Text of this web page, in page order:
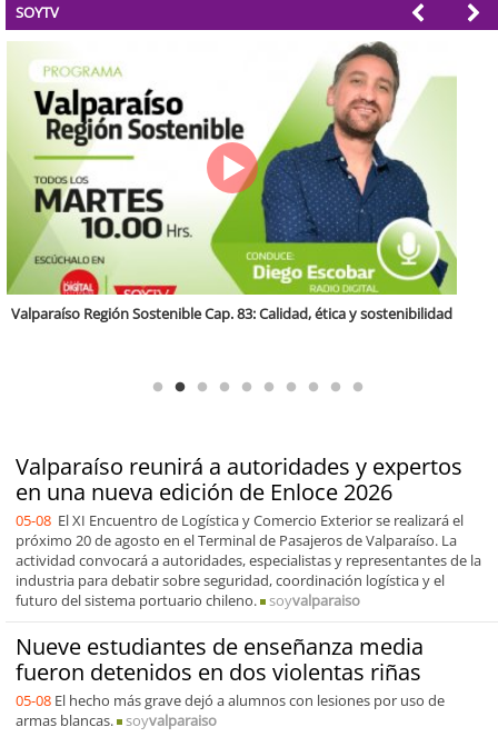
SOYTV
Valparaíso reunirá a autoridades y expertos
en una nueva edición de Enloce 2026
05-08 El XI Encuentro de Logística y Comercio Exterior se realizará el
próximo 20 de agosto en el Terminal de Pasajeros de Valparaíso. La
actividad convocará a autoridades, especialistas y representantes de la
industria para debatir sobre seguridad, coordinación logística y el
futuro del sistema portuario chileno.
soyvalparaiso
Nueve estudiantes de enseñanza media
fueron detenidos en dos violentas riñas
05-08 El hecho más grave dejó a alumnos con lesiones por uso de
armas blancas.
soyvalparaiso